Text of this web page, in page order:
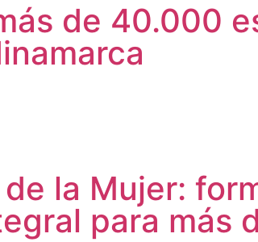
de 40.000
la Mujer:
para más